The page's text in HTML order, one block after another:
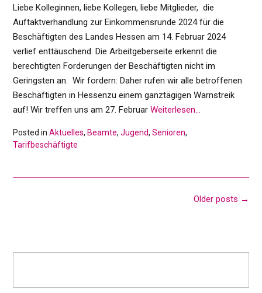
Liebe Kolleginnen, liebe Kollegen, liebe Mitglieder, die
Auftaktverhandlung zur Einkommensrunde 2024 für die
Beschäftigten des Landes Hessen am 14. Februar 2024
verlief enttäuschend. Die Arbeitgeberseite erkennt die
berechtigten Forderungen der Beschäftigten nicht im
Geringsten an. Wir fordern: Daher rufen wir alle betroffenen
Beschäftigten in Hessenzu einem ganztägigen Warnstreik
auf! Wir treffen uns am 27. Februar Weiterlesen…
Posted in Aktuelles, Beamte, Jugend, Senioren,
Tarifbeschäftigte
Older posts →